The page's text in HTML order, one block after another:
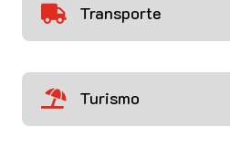
 Transporte
 Turismo